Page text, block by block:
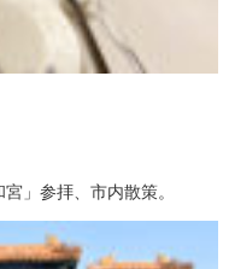
」参拝、市内散策。